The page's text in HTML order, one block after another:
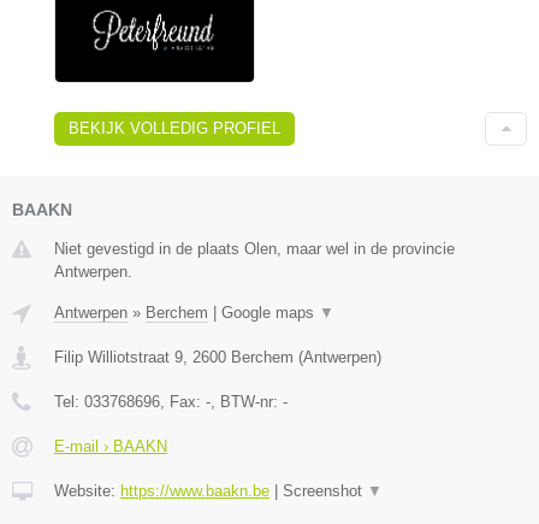
BEKIJK VOLLEDIG PROFIEL
BAAKN
Niet gevestigd in de plaats Olen, maar wel in de provincie
Antwerpen.
Antwerpen » Berchem Google maps ▼
Filip Williotstraat 9, 2600 Berchem (Antwerpen)
Tel: 033768696, Fax: -, BTW-nr: -
E-mail › BAAKN
Website: https://www.baakn.be Screenshot ▼